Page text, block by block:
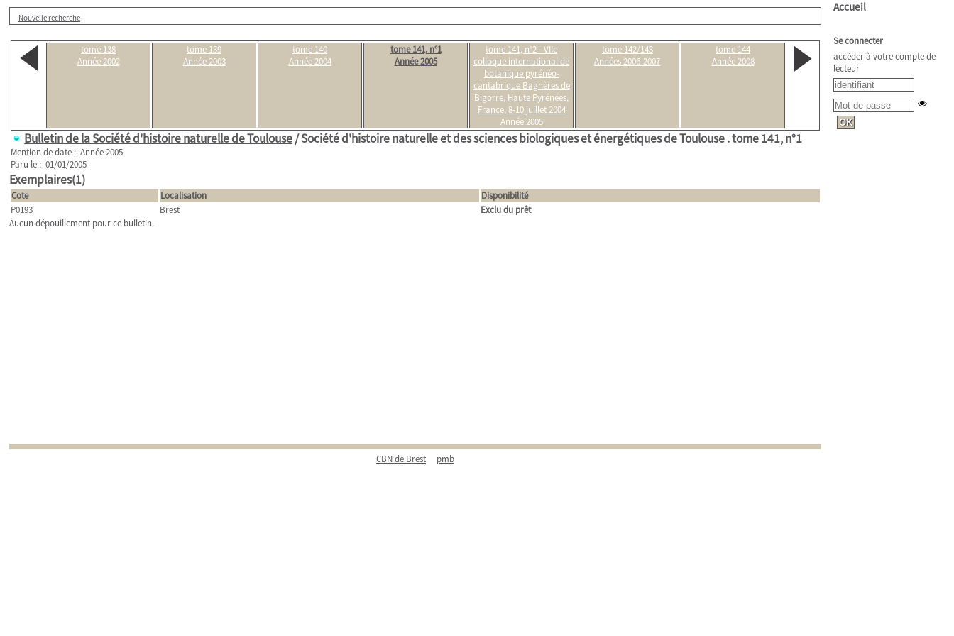
Nouvelle recherche
tome 138
Année 2002
tome 139
Année 2003
tome 140
Année 2004
tome 141, n°1
Année 2005
tome 141, n°2 - VIIe
colloque international de
botanique pyrénéo-
cantabrique Bagnères de
Bigorre, Haute Pyrénées,
France, 8-10 juillet 2004
Année 2005
tome 142/143
Années 2006-2007
tome 144
Année 2008
Bulletin de la Société d'histoire naturelle de Toulouse/ Société d'histoire naturelle et des sciences biologiques et énergétiques de Toulouse .tome 141, n°1
Mention de date : Année 2005
Paru le : 01/01/2005
Exemplaires(1)
Cote Localisation
Disponibilité
P0193
Brest
Exclu du prêt
Aucun dépouillement pour ce bulletin.
CBN de Brest pmb
Accueil
Se connecter
accéder à votre compte de
lecteur